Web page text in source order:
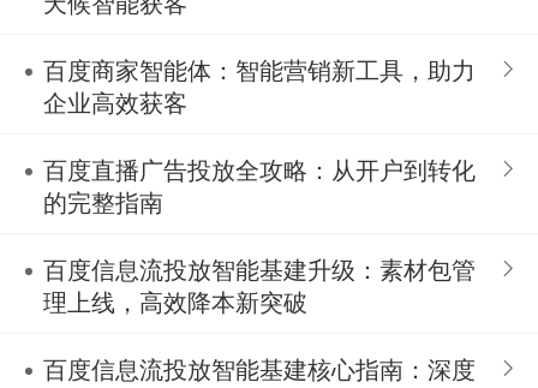
百度商家智能体：智能营销新工具，助力
企业高效获客
百度直播广告投放全攻略：从开户到转化
的完整指南
百度信息流投放智能基建升级：素材包管
理上线，高效降本新突破
百度信息流投放智能基建核心指南：深度